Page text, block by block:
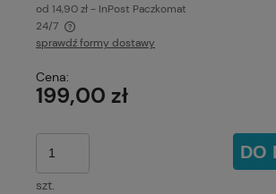
od 14,90 zł - InPost Paczkomat
24/7
Cena nie zawiera ewentualnych kosztów
sprawdź formy dostawy
Cena:
199,00 zł
szt.
DO